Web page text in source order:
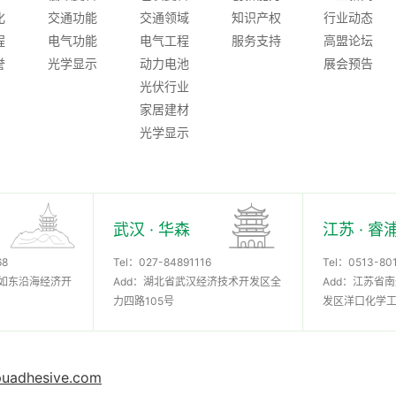
交通功能
电气功能
光学显示
交通领域
电气工程
动力电池
光伏行业
家居建材
光学显示
知识产权
服务支持
行业动态
高盟论坛
展会预告
东沿海经济开
武汉 · 华森
Tel： 027-84891116
Add：湖北省武汉经济技术开发区全
力四路105号
江苏 · 睿
Tel： 0513-
Add：江苏省
发区洋口化学